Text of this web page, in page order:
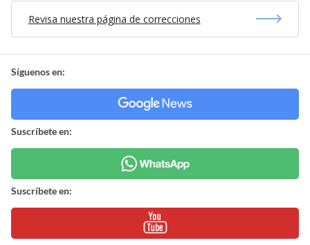
Revisa nuestra página de correcciones
Síguenos en:
Suscríbete en:
Suscríbete en: